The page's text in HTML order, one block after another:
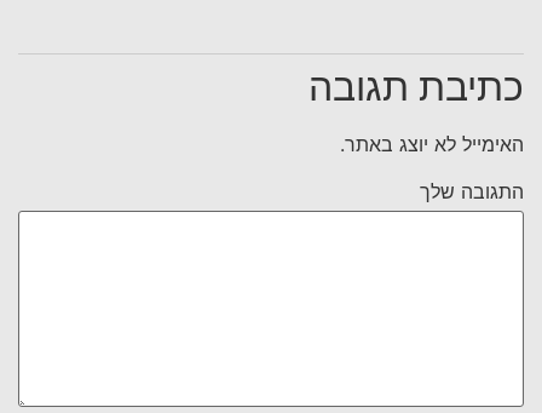
כתיבת תגובה
האימייל לא יוצג באתר.
התגובה שלך